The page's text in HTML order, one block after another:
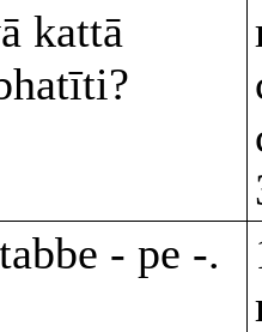
kattā
- pe -.